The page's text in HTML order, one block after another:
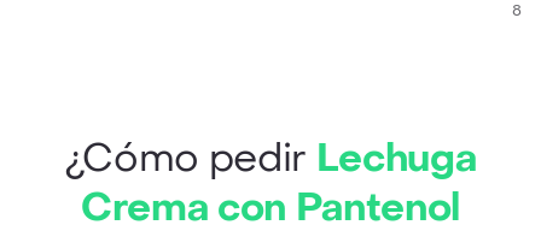
8 g
¿Cómo pedir Lechuga
Crema con Pantenol